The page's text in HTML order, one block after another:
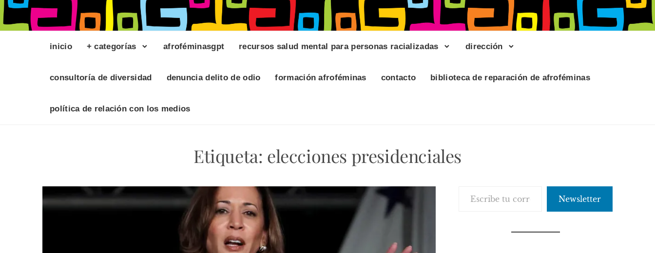
inicio + categorías afroféminasgpt recursos salud mental para personas racializadas dirección
consultoría de diversidad denuncia delito de odio formación afroféminas contacto biblioteca de reparación de afroféminas
política de relación con los medios
Etiqueta: elecciones presidenciales
Newsletter